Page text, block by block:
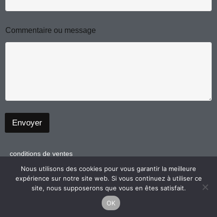
m
i
e
Commentaire ou message
Envoyer
conditions de ventes
politique de confidentialité
mentions légales
Nous utilisons des cookies pour vous garantir la meilleure
expérience sur notre site web. Si vous continuez à utiliser ce
site, nous supposerons que vous en êtes satisfait.
OK